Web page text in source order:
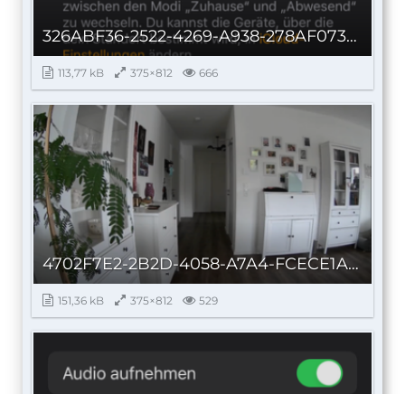
326ABF36-2522-4269-A938-278AF073F831_autoscaled.png
113,77 kB 375×812 666
4702F7E2-2B2D-4058-A7A4-FCECE1A4292E_autoscaled.png
151,36 kB 375×812 529